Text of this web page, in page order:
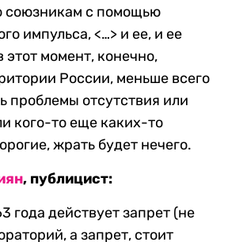
союзникам с помощью
импульса, <…> и ее, и ее
этот момент, конечно,
России, меньше всего
проблемы отсутствия или
кого-то еще каких-то
жрать будет нечего.
, публицист:
года действует запрет (не
а запрет, стоит